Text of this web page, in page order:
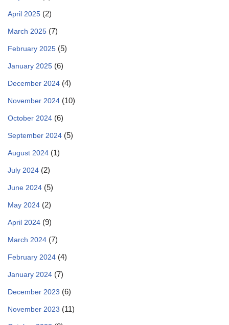
April 2025 (2)
March 2025 (7)
February 2025 (5)
January 2025 (6)
December 2024 (4)
November 2024 (10)
October 2024 (6)
September 2024 (5)
August 2024 (1)
July 2024 (2)
June 2024 (5)
May 2024 (2)
April 2024 (9)
March 2024 (7)
February 2024 (4)
January 2024 (7)
December 2023 (6)
November 2023 (11)